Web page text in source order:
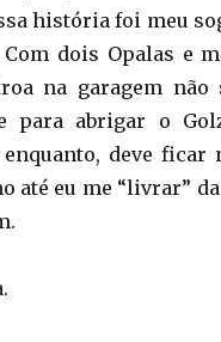
história foi meu
Com dois Opalas e
na garagem não
para abrigar o
deve ficar
até eu me “livrar”